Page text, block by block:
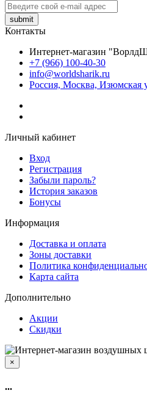
submit
Контакты
Интернет-магазин
+7 (966) 100-40-30
info@worldsharik.ru
Россия, Москва, Изюмская
Личный кабинет
Вход
Регистрация
Забыли пароль?
История заказов
Бонусы
Информация
Доставка и оплата
Зоны доставки
Политика
Карта сайта
Дополнительно
Акции
Скидки
×
...